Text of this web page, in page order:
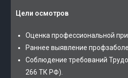
Цели осмотров
Оценка профессиональной
Раннее выявление
Соблюдение требований
266 ТК РФ).